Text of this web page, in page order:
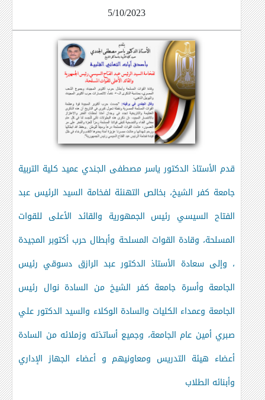
5/10/2023
قدم الأستاذ الدكتور ياسر مصطفى الجندي عميد كلية التربية
جامعة كفر الشيخ، بخالص التهنئة لفخامة السيد الرئيس عبد
الفتاح السيسي رئيس الجمهورية والقائد الأعلى للقوات
المسلحة، وقادة القوات المسلحة وأبطال حرب أكتوبر المجيدة
، وإلى سعادة الأستاذ الدكتور عبد الرازق دسوقي رئيس
الجامعة وأسرة جامعة كفر الشيخ من السادة نوال رئيس
الجامعة وعمداء الكليات والسادة الوكلاء والسيد الدكتور علي
صبري أمين عام الجامعة، وجميع أساتذته وزملائه من السادة
أعضاء هيئة التدريس ومعاونيهم و أعضاء الجهاز الإداري
وأبنائه الطلاب